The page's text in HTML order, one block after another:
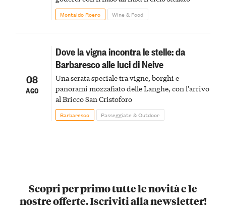
Montaldo Roero Wine & Food
08
AGO
Dove la vigna incontra le stelle: da
Barbaresco alle luci di Neive
Una serata speciale tra vigne, borghi e
panorami mozzafiato delle Langhe, con l’arrivo
al Bricco San Cristoforo
Barbaresco Passeggiate & Outdoor
Scopri per primo tutte le novità e le
nostre offerte. Iscriviti alla newsletter!